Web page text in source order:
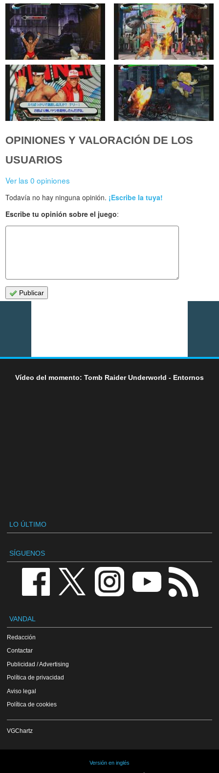
OPINIONES Y VALORACIÓN DE LOS
USUARIOS
Ver las 0 opiniones
Todavía no hay ninguna opinión. ¡Escribe la tuya!
Escribe tu opinión sobre el juego:
Publicar
Vídeo del momento: Tomb Raider Underworld - Entornos
LO ÚLTIMO
SÍGUENOS
VANDAL
Redacción
Contactar
Publicidad / Advertising
Política de privacidad
Aviso legal
Política de cookies
VGChartz
Versión en inglés